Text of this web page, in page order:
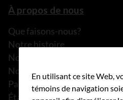
À propos de nous
Que faisons-nous?
Notre histoire
Nos histoires
Notre équipe
Partenariats
États financiers
En utilisant ce site Web,
témoins de navigation